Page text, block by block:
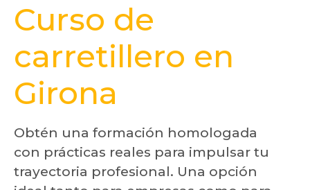
Curso de
carretillero en
Girona
Obtén una formación homologada
con prácticas reales para impulsar tu
trayectoria profesional. Una opción